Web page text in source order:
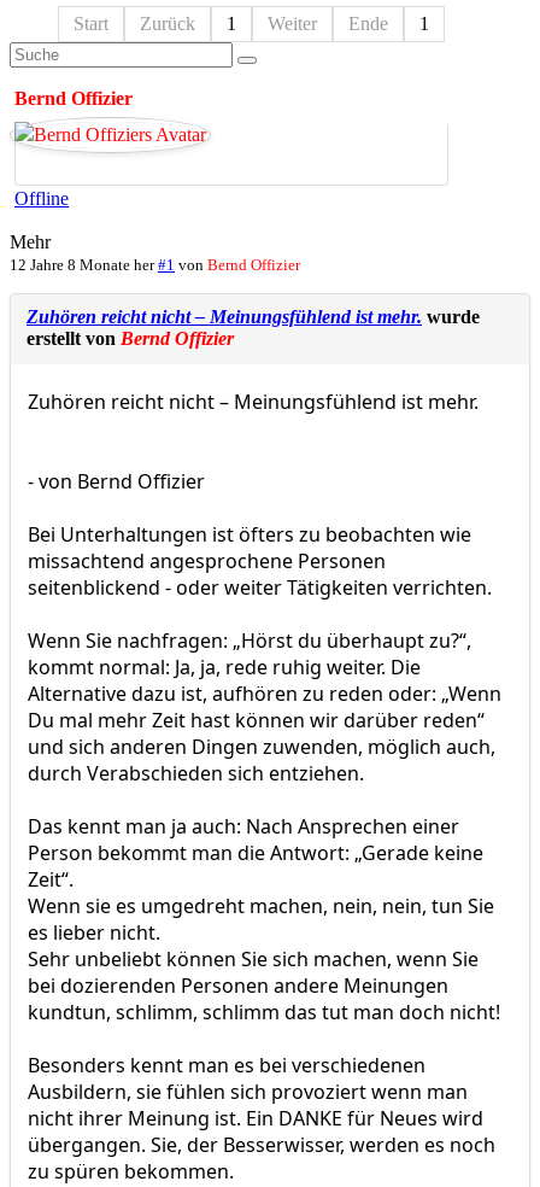
Start Zurück 1 Weiter Ende 1
Bernd Offizier
Offline
Mehr
12 Jahre 8 Monate her #1 von Bernd Offizier
Zuhören reicht nicht – Meinungsfühlend ist mehr. wurde
erstellt von Bernd Offizier
Zuhören reicht nicht – Meinungsfühlend ist mehr.
- von Bernd Offizier
Bei Unterhaltungen ist öfters zu beobachten wie
missachtend angesprochene Personen
seitenblickend - oder weiter Tätigkeiten verrichten.
Wenn Sie nachfragen: „Hörst du überhaupt zu?“,
kommt normal: Ja, ja, rede ruhig weiter. Die
Alternative dazu ist, aufhören zu reden oder: „Wenn
Du mal mehr Zeit hast können wir darüber reden“
und sich anderen Dingen zuwenden, möglich auch,
durch Verabschieden sich entziehen.
Das kennt man ja auch: Nach Ansprechen einer
Person bekommt man die Antwort: „Gerade keine
Zeit“.
Wenn sie es umgedreht machen, nein, nein, tun Sie
es lieber nicht.
Sehr unbeliebt können Sie sich machen, wenn Sie
bei dozierenden Personen andere Meinungen
kundtun, schlimm, schlimm das tut man doch nicht!
Besonders kennt man es bei verschiedenen
Ausbildern, sie fühlen sich provoziert wenn man
nicht ihrer Meinung ist. Ein DANKE für Neues wird
übergangen. Sie, der Besserwisser, werden es noch
zu spüren bekommen.